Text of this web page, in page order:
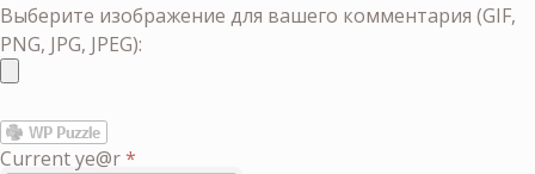
Выберите изображение для вашего комментария (GIF,
PNG, JPG, JPEG):
Current ye@r*